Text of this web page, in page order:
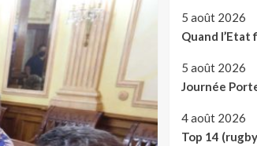
5 août 2026
Quand
5 août 2026
Journée
4 août 2026
Top 14